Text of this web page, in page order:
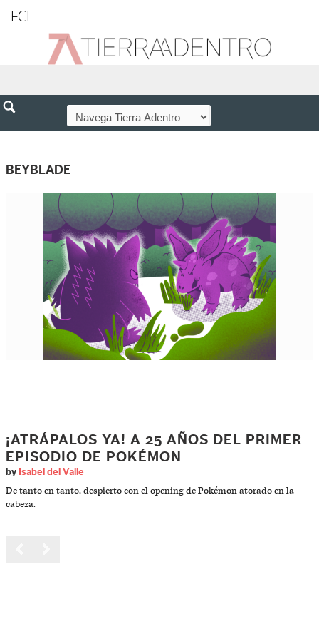
FCE
BEYBLADE
¡ATRÁPALOS YA! A 25 AÑOS DEL PRIMER
EPISODIO DE POKÉMON
by Isabel del Valle
De tanto en tanto, despierto con el opening de Pokémon atorado en la
cabeza.